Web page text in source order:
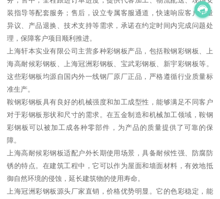
装指导等配套服务；售后，设立专属客服通道，快速响应客户质量
异议、产品退换、技术支持等需求，承诺在约定时间内完成问题处
理，保障客户项目顺利推进。
上海轩本实业有限公司主营多种彩钢板产品，包括鞍钢彩钢板、上
海高耐候彩钢板、上海冠洲彩钢板、宝武彩钢板、新宇彩钢板等。
这些彩钢板均源自国内外一线钢厂原厂正品，严格遵循行业质量标
准生产。
鞍钢彩钢板具有良好的机械强度和加工成型性，能够满足不同客户
对于彩钢板形状和尺寸的需求。在五金制造和机械加工领域，鞍钢
彩钢板可以被加工成各种零部件，为产品的质量提供了可靠的保
障。
上海高耐候彩钢板适配户外长期使用场景，具备耐候性强、防腐防
锈的特点。在建筑工程中，它可以作为屋面和墙面材料，有效地抵
御自然环境的侵蚀，延长建筑物的使用寿命。
上海冠洲彩钢板源头厂家直销，价格优势明显。它的色彩稳定，能